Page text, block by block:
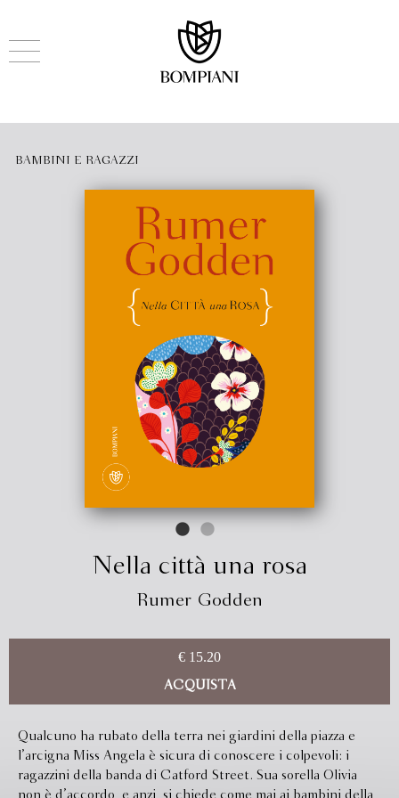
BAMBINI E RAGAZZI
Nella città una rosa
Rumer Godden
€ 15.20
ACQUISTA
Qualcuno ha rubato della terra nei giardini della piazza e
l’arcigna Miss Angela è sicura di conoscere i colpevoli: i
ragazzini della banda di Catford Street. Sua sorella Olivia